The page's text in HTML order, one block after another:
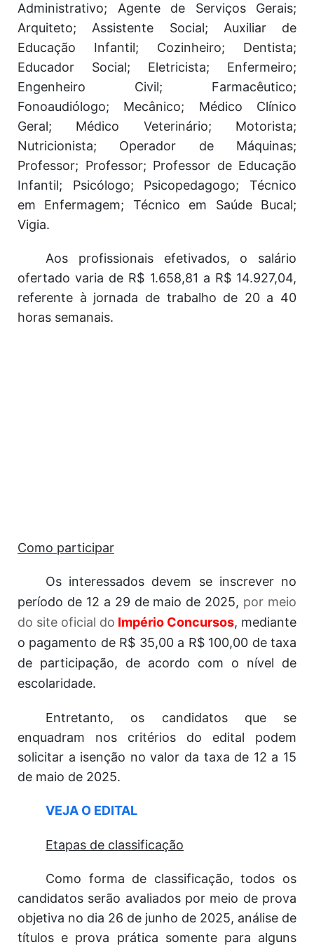
Administrativo; Agente de Serviços Gerais;
Arquiteto; Assistente Social; Auxiliar de
Educação Infantil; Cozinheiro; Dentista;
Educador Social; Eletricista; Enfermeiro;
Engenheiro Civil; Farmacêutico;
Fonoaudiólogo; Mecânico; Médico Clínico
Geral; Médico Veterinário; Motorista;
Nutricionista; Operador de Máquinas;
Professor; Professor; Professor de Educação
Infantil; Psicólogo; Psicopedagogo; Técnico
em Enfermagem; Técnico em Saúde Bucal;
Vigia.
Aos profissionais efetivados, o salário
ofertado varia de R$ 1.658,81 a R$ 14.927,04,
referente à jornada de trabalho de 20 a 40
horas semanais.
Como participar
Os interessados devem se inscrever no
período de 12 a 29 de maio de 2025, por meio
do site oficial do Império Concursos, mediante
o pagamento de R$ 35,00 a R$ 100,00 de taxa
de participação, de acordo com o nível de
escolaridade.
Entretanto, os candidatos que se
enquadram nos critérios do edital podem
solicitar a isenção no valor da taxa de 12 a 15
de maio de 2025.
VEJA O EDITAL
Etapas de classificação
Como forma de classificação, todos os
candidatos serão avaliados por meio de prova
objetiva no dia 26 de junho de 2025, análise de
títulos e prova prática somente para alguns